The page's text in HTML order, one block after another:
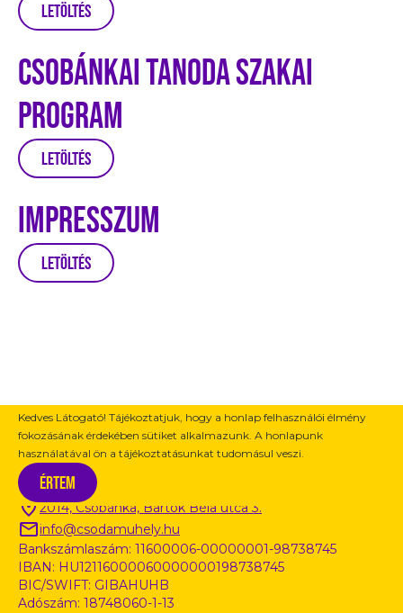
Letöltés
Csobánkai Tanoda Szakai
Program
Letöltés
Impresszum
Letöltés
Kapcsolat / Információ
2014, Csobánka, Bartók Béla utca 3.
info@csodamuhely.hu
Bankszámlaszám: 11600006-00000001-98738745
IBAN: HU12116000060000000198738745
BIC/SWIFT: GIBAHUHB
Adószám: 18748060-1-13
Kedves Látogató! Tájékoztatjuk, hogy a honlap felhasználói élmény
fokozásának érdekében sütiket alkalmazunk. A honlapunk
használatával ön a tájékoztatásunkat tudomásul veszi.
Értem